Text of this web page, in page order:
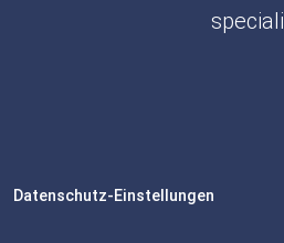
speciali
Datenschutz-Einstellungen